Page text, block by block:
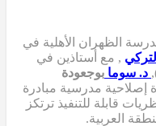
الظهران الأهلية في
, مع أستاذين في
د. سوما بوجعودة
إصلاحية مدرسية مبادرة
قابلة للتنفيذ ترتكز
العربية.